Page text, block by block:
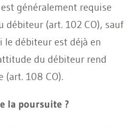
généralement requise
débiteur (art. 102 CO), sauf
le débiteur est déjà en
du débiteur rend
108 CO).
la poursuite ?